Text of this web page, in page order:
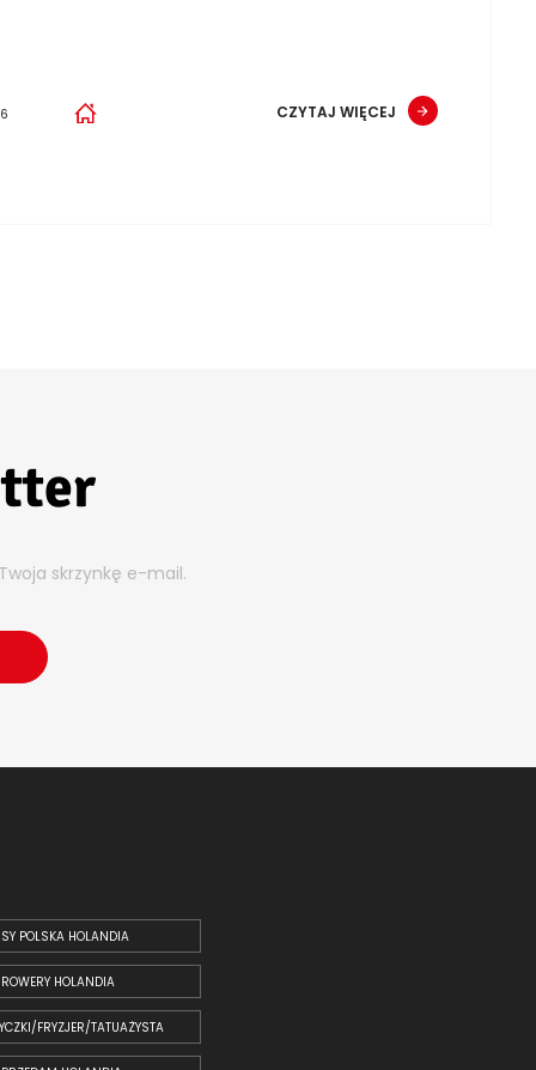
CZYTAJ WIĘCEJ
skrzynkę e-mail.
POLSKA HOLANDIA
ROWERY HOLANDIA
FRYZJER/TATUAŻYSTA